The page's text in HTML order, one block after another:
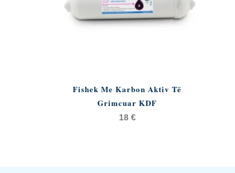
Fishek Me Karbon Aktiv Të
Grimcuar KDF
18 €